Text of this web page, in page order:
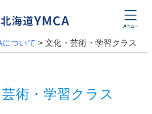
ついて >文化・芸術・学習クラス
術・学習クラス